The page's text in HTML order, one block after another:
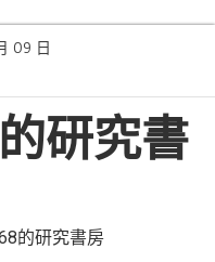
09 日
研究書
的研究書房